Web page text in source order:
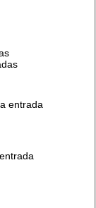
entrada